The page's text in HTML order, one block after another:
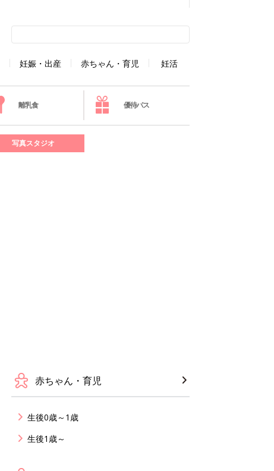
妊娠・出産 赤ちゃん・育児 妊活
離乳食 優待パス
写真スタジオ
赤ちゃん・育児
生後0歳～1歳
生後1歳～